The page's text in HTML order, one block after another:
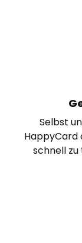
Selbst
HappyCard
schnell zu